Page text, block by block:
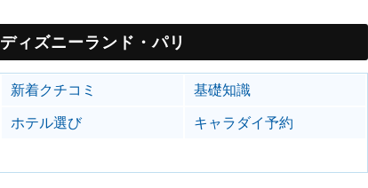
ディズニーランド・パリ
新着クチコミ
基礎知識
ホテル選び
キャラダイ予約